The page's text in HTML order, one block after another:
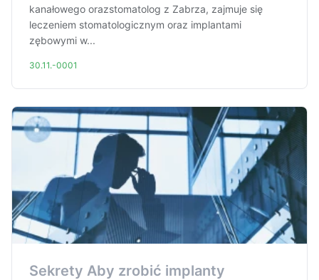
kanałowego orazstomatolog z Zabrza, zajmuje się
leczeniem stomatologicznym oraz implantami
zębowymi w...
30.11.-0001
Sekrety Aby zrobić implanty